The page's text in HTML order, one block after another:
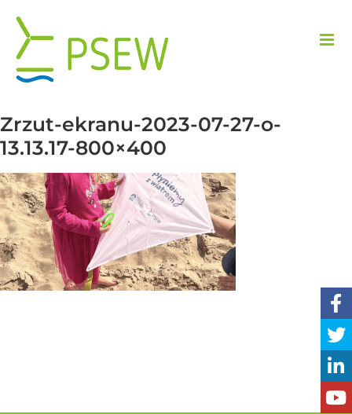
zawartości
Zrzut-ekranu-2023-07-27-o-
13.13.17-800×400